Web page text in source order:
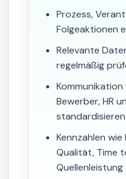
Prozess,
Folgeaktionen
Relevante
regelmäßig
Bewerber, HR
standardisieren
Kennzahlen
Qualität, Time